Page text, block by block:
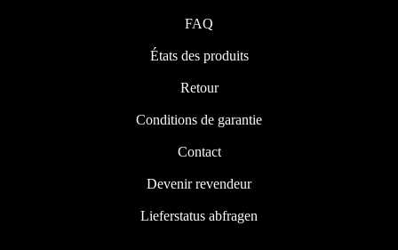
FAQ
États des produits
Retour
Conditions de garantie
Contact
Devenir revendeur
Lieferstatus abfragen